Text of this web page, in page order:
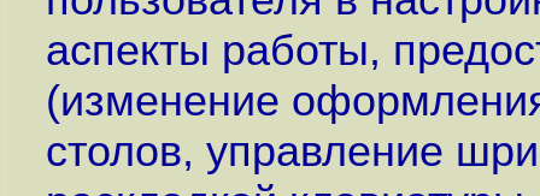
аспекты работы,
(изменение
cтолов, управление